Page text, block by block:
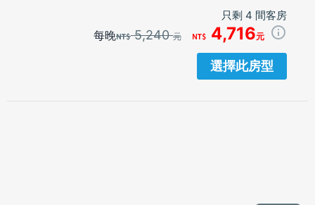
只剩 4 間客房
每晚 5,240元 4,716元
選擇此房型